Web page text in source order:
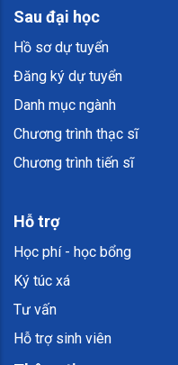
Sau đại học
Hồ sơ dự tuyển
Đăng ký dự tuyển
Danh mục ngành
Chương trình thạc sĩ
Chương trình tiến sĩ
Hỗ trợ
Học phí - học bổng
Ký túc xá
Tư vấn
Hỗ trợ sinh viên